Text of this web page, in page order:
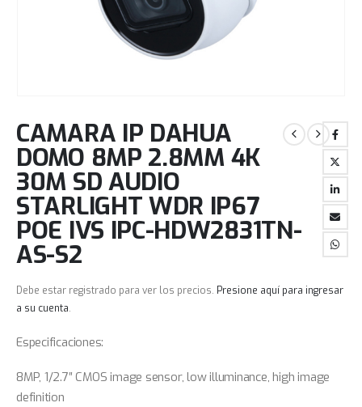
CAMARA IP DAHUA
DOMO 8MP 2.8MM 4K
30M SD AUDIO
STARLIGHT WDR IP67
POE IVS IPC-HDW2831TN-
AS-S2
Debe estar registrado para ver los precios. Presione aquí para ingresar
a su cuenta.
Especificaciones:
8MP, 1/2.7″ CMOS image sensor, low illuminance, high image
definition